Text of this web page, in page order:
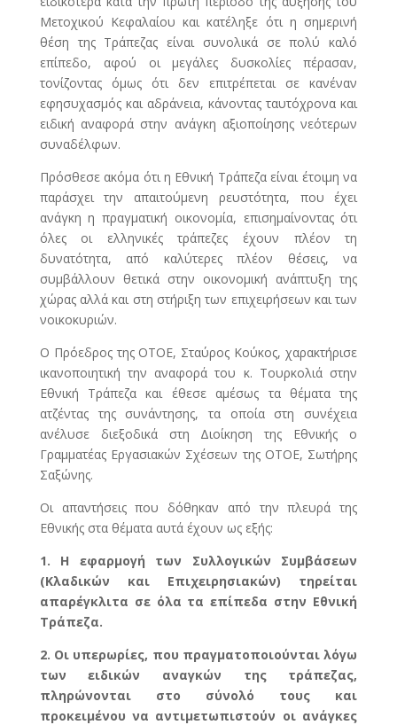
Μετοχικού Κεφαλαίου και κατέληξε ότι η σημερινή
θέση της Τράπεζας είναι συνολικά σε πολύ καλό
επίπεδο, αφού οι μεγάλες δυσκολίες πέρασαν,
τονίζοντας όμως ότι δεν επιτρέπεται σε κανέναν
εφησυχασμός και αδράνεια, κάνοντας ταυτόχρονα και
ειδική αναφορά στην ανάγκη αξιοποίησης νεότερων
συναδέλφων.
Πρόσθεσε ακόμα ότι η Εθνική Τράπεζα είναι έτοιμη να
παράσχει την απαιτούμενη ρευστότητα, που έχει
ανάγκη η πραγματική οικονομία, επισημαίνοντας ότι
όλες οι ελληνικές τράπεζες έχουν πλέον τη
δυνατότητα, από καλύτερες πλέον θέσεις, να
συμβάλλουν θετικά στην οικονομική ανάπτυξη της
χώρας αλλά και στη στήριξη των επιχειρήσεων και των
νοικοκυριών.
Ο Πρόεδρος της ΟΤΟΕ, Σταύρος Κούκος, χαρακτήρισε
ικανοποιητική την αναφορά του κ. Τουρκολιά στην
Εθνική Τράπεζα και έθεσε αμέσως τα θέματα της
ατζέντας της συνάντησης, τα οποία στη συνέχεια
ανέλυσε διεξοδικά στη Διοίκηση της Εθνικής ο
Γραμματέας Εργασιακών Σχέσεων της ΟΤΟΕ, Σωτήρης
Σαξώνης.
Οι απαντήσεις που δόθηκαν από την πλευρά της
Εθνικής στα θέματα αυτά έχουν ως εξής:
1. Η εφαρμογή των Συλλογικών Συμβάσεων
(Κλαδικών και Επιχειρησιακών) τηρείται
απαρέγκλιτα σε όλα τα επίπεδα στην Εθνική
Τράπεζα.
2. Οι υπερωρίες, που πραγματοποιούνται λόγω
των ειδικών αναγκών της τράπεζας,
πληρώνονται στο σύνολό τους και
προκειμένου να αντιμετωπιστούν οι ανάγκες